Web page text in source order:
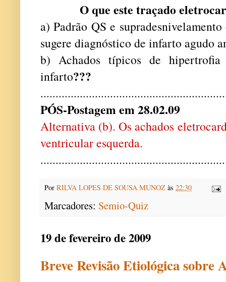
O que este traçado
a) Padrão QS e
sugere diagnóstico de infarto agudo
b) Achados típicos de hipertrofia
infarto???
PÓS-Postagem em 28.02.09
Alternativa (b). Os achados
ventricular esquerda.
Por RILVA LOPES DE SOUSA MUNOZ às 22:30
Marcadores: Semio-Quiz
19 de fevereiro de 2009
Breve Revisão Etiológica sobre